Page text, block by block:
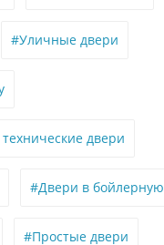
#Уличные двери
двери
#Двери в бойлерную
#Простые двери